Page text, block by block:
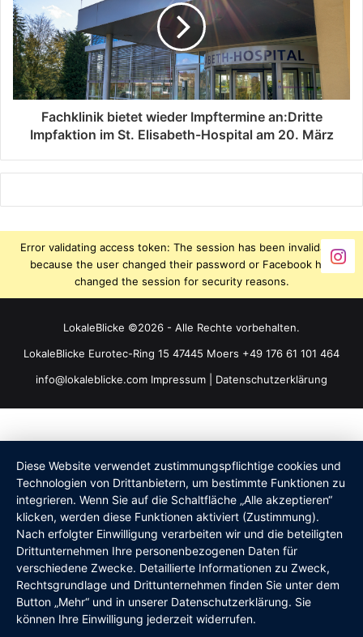
Fachklinik bietet wieder Impftermine an:Dritte
Impfaktion im St. Elisabeth-Hospital am 20. März
Error validating access token: The session has been invalidated
because the user changed their password or Facebook has
changed the session for security reasons.
LokaleBlicke ©2026 - Alle Rechte vorbehalten.
LokaleBlicke Eurotec-Ring 15 47445 Moers +49 176 61 101 464
info@lokaleblicke.com Impressum Datenschutzerklärung
Diese Website verwendet zustimmungspflichtige cookies und
Technologien von Drittanbietern, um bestimmte Funktionen zu
integrieren. Wenn Sie auf die Schaltfläche „Alle akzeptieren“
klicken, werden diese Funktionen aktiviert (Zustimmung).
Nach erfolgter Einwilligung verarbeiten wir und die beteiligten
Drittunternehmen Ihre personenbezogenen Daten für
verschiedene Zwecke. Detaillierte Informationen zu Zweck,
Rechtsgrundlage und Drittunternehmen finden Sie unter dem
Button „Mehr“ und in unserer Datenschutzerklärung. Sie
können Ihre Einwilligung jederzeit widerrufen.